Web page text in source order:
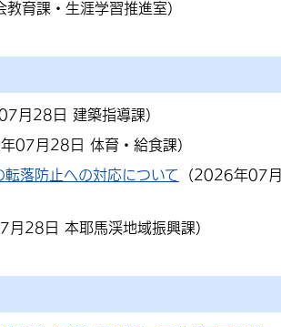
教育課・生涯学習推進室）
月28日 建築指導課）
07月28日 体育・給食課）
落防止への対応について （2026年07月
月28日 本耶馬渓地域振興課）